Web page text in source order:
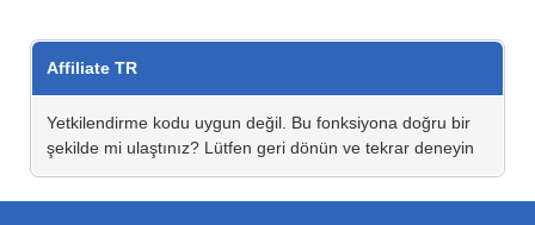
Affiliate TR
Yetkilendirme kodu uygun değil. Bu fonksiyona doğru bir
şekilde mi ulaştınız? Lütfen geri dönün ve tekrar deneyin